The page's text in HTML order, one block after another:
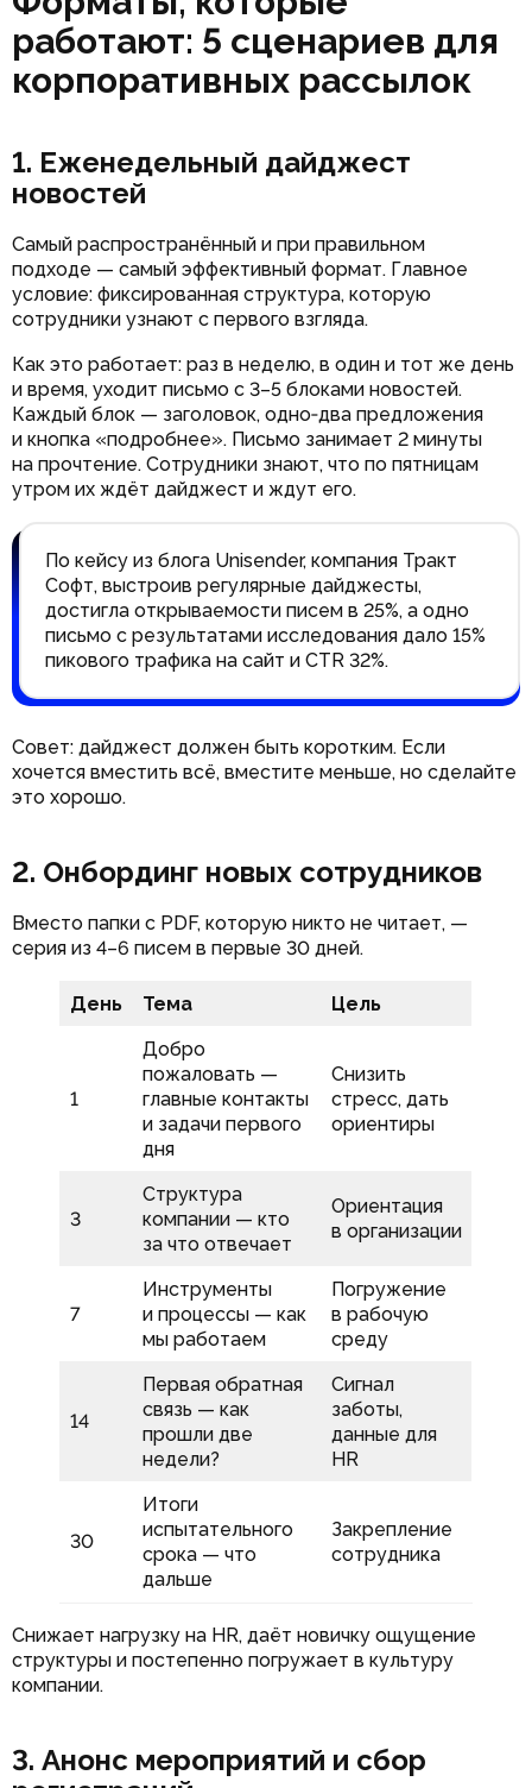
работают: 5 сценариев для
корпоративных рассылок
1. Еженедельный дайджест
новостей
Самый распространённый и при правильном
подходе — самый эффективный формат. Главное
условие: фиксированная структура, которую
сотрудники узнают с первого взгляда.
Как это работает: раз в неделю, в один и тот же день
и время, уходит письмо с 3–5 блоками новостей.
Каждый блок — заголовок, одно‑два предложения
и кнопка «подробнее». Письмо занимает 2 минуты
на прочтение. Сотрудники знают, что по пятницам
утром их ждёт дайджест и ждут его.
По кейсу из блога Unisender, компания Тракт
Софт, выстроив регулярные дайджесты,
достигла открываемости писем в 25%, а одно
письмо с результатами исследования дало 15%
пикового трафика на сайт и CTR 32%.
Совет: дайджест должен быть коротким. Если
хочется вместить всё, вместите меньше, но сделайте
это хорошо.
2. Онбординг новых сотрудников
Вместо папки с PDF, которую никто не читает, —
серия из 4–6 писем в первые 30 дней.
День Тема Цель
1
Добро
пожаловать —
главные контакты
и задачи первого
дня
Снизить
стресс, дать
ориентиры
3
Структура
компании — кто
за что отвечает
Ориентация
в организации
7
Инструменты
и процессы — как
мы работаем
Погружение
в рабочую
среду
14
Первая обратная
связь — как
прошли две
недели?
Сигнал
заботы,
данные для
HR
30
Итоги
испытательного
срока — что
дальше
Закрепление
сотрудника
Снижает нагрузку на HR, даёт новичку ощущение
структуры и постепенно погружает в культуру
компании.
3. Анонс мероприятий и сбор